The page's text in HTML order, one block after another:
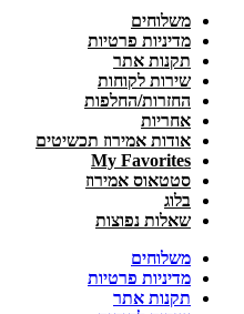
משלוחים
מדיניות פרטיות
תקנות אתר
שירות לקוחות
החזרות/החלפות
אחריות
אודות אמירוז תכשיטים
My Favorites
סטטאוס אמירוז
בלוג
שאלות נפוצות
משלוחים
מדיניות פרטיות
תקנות אתר